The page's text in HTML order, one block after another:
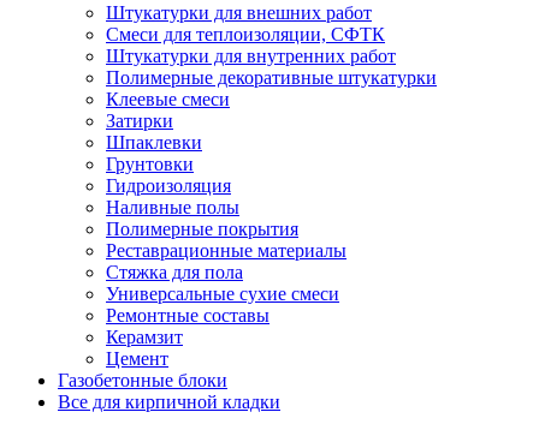
Штукатурки для внешних работ
Смеси для теплоизоляции, СФТК
Штукатурки для внутренних работ
Полимерные декоративные штукатурки
Клеевые смеси
Затирки
Шпаклевки
Грунтовки
Гидроизоляция
Наливные полы
Полимерные покрытия
Реставрационные материалы
Стяжка для пола
Универсальные сухие смеси
Ремонтные составы
Керамзит
Цемент
Газобетонные блоки
Все для кирпичной кладки